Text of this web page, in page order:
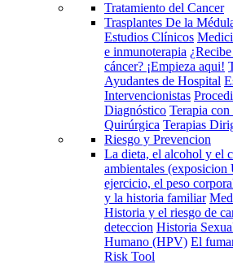
Tratamiento del Cancer
Trasplantes De la
Estudios Clínicos
e inmunoterapia
cáncer? ¡Empieza aqui!
Ayudantes de Hospital
Intervencionistas
Diagnóstico Terapia con
Quirúrgica Terapias
Riesgo y Prevencion
La dieta, el alcohol y el
ambientales
ejercicio, el peso
y la historia familiar
Historia y el riesgo de
deteccion Historia
Humano (HPV) El
Risk Tool